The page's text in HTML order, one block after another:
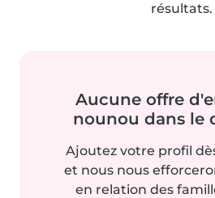
résultats.
Aucune offre
nounou dans le
Ajoutez votre profil
et nous nous
en relation des